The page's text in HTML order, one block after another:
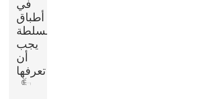
في
أطباق
السلطة
يجب
أن
تعرفها